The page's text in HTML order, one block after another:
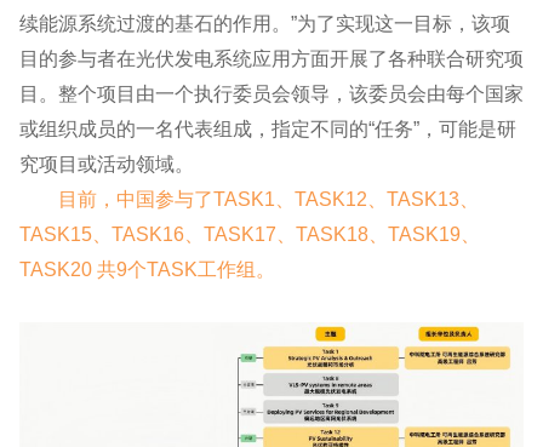
续能源系统过渡的基石的作用。”为了实现这一目标，该项
目的参与者在光伏发电系统应用方面开展了各种联合研究项
目。整个项目由一个执行委员会领导，该委员会由每个国家
或组织成员的一名代表组成，指定不同的“任务”，可能是研
究项目或活动领域。
目前，中国参与了TASK1、TASK12、TASK13、
TASK15、TASK16、TASK17、TASK18、TASK19、
TASK20 共9个TASK工作组。